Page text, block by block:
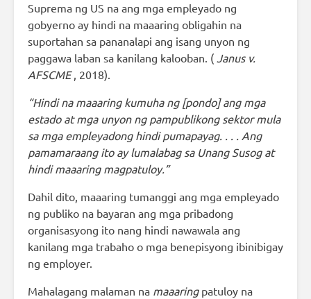
Suprema ng US na ang mga empleyado ng
gobyerno ay hindi na maaaring obligahin na
suportahan sa pananalapi ang isang unyon ng
paggawa laban sa kanilang kalooban. ( Janus v.
AFSCME, 2018).
“Hindi na maaaring kumuha ng [pondo] ang mga
estado at mga unyon ng pampublikong sektor mula
sa mga empleyadong hindi pumapayag. . . . Ang
pamamaraang ito ay lumalabag sa Unang Susog at
hindi maaaring magpatuloy.”
Dahil dito, maaaring tumanggi ang mga empleyado
ng publiko na bayaran ang mga pribadong
organisasyong ito nang hindi nawawala ang
kanilang mga trabaho o mga benepisyong ibinibigay
ng employer.
Mahalagang malaman na maaaringpatuloy na